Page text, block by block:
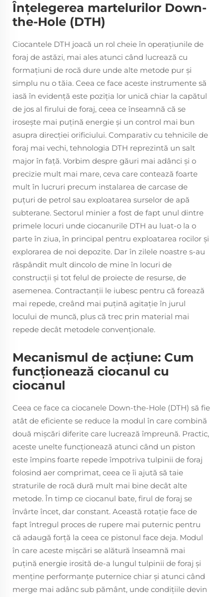
Înțelegerea martelurilor Down-
the-Hole (DTH)
Ciocantele DTH joacă un rol cheie în operaţiunile de
foraj de astăzi, mai ales atunci când lucrează cu
formaţiuni de rocă dure unde alte metode pur şi
simplu nu o tăia. Ceea ce face aceste instrumente să
iasă în evidență este poziția lor unică chiar la capătul
de jos al firului de foraj, ceea ce înseamnă că se
irosește mai puțină energie și un control mai bun
asupra direcției orificiului. Comparativ cu tehnicile de
foraj mai vechi, tehnologia DTH reprezintă un salt
major în față. Vorbim despre găuri mai adânci şi o
precizie mult mai mare, ceva care contează foarte
mult în lucruri precum instalarea de carcase de
puţuri de petrol sau exploatarea surselor de apă
subterane. Sectorul minier a fost de fapt unul dintre
primele locuri unde ciocanurile DTH au luat-o la o
parte în ziua, în principal pentru exploatarea rocilor și
explorarea de noi depozite. Dar în zilele noastre s-au
răspândit mult dincolo de mine în locuri de
construcții și tot felul de proiecte de resurse, de
asemenea. Contractanţii le iubesc pentru că forează
mai repede, creând mai puţină agitaţie în jurul
locului de muncă, plus că trec prin material mai
repede decât metodele convenţionale.
Mecanismul de acţiune: Cum
funcţionează ciocanul cu
ciocanul
Ceea ce face ca ciocanele Down-the-Hole (DTH) să fie
atât de eficiente se reduce la modul în care combină
două mișcări diferite care lucrează împreună. Practic,
aceste unelte funcţionează atunci când un piston
este împins foarte repede împotriva tulpinii de foraj
folosind aer comprimat, ceea ce îi ajută să taie
straturile de rocă dură mult mai bine decât alte
metode. În timp ce ciocanul bate, firul de foraj se
învârte încet, dar constant. Această rotaţie face de
fapt întregul proces de rupere mai puternic pentru
că adaugă forţă la ceea ce pistonul face deja. Modul
în care aceste mișcări se alătură înseamnă mai
puțină energie irosită de-a lungul tulpinii de foraj și
menține performanțe puternice chiar și atunci când
merge mai adânc sub pământ, unde condițiile devin